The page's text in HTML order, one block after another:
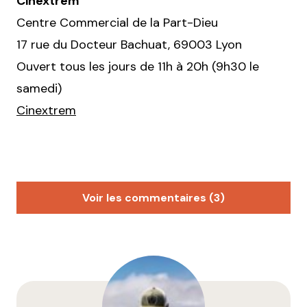
Centre Commercial de la Part-Dieu
17 rue du Docteur Bachuat, 69003 Lyon
Ouvert tous les jours de 11h à 20h (9h30 le
samedi)
Cinextrem
Voir les commentaires (3)
Haaaaaaaaaaaaaaaaaaa Doup Doup Doup Doup
80’s advertisement private joke !